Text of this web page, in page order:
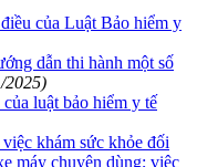
của Luật Bảo hiểm y
dẫn thi hành một số
2025)
luật bảo hiểm y tế
khám sức khỏe đối
máy chuyên dùng; việc